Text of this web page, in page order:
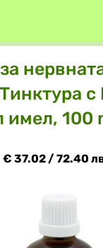
с
имел, 100
€ 37.02 / 72.40